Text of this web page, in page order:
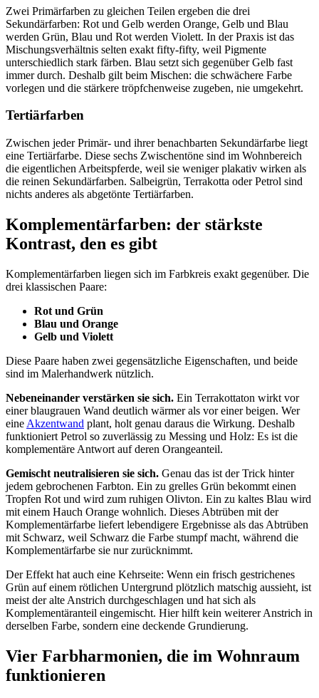
Zwei Primärfarben zu gleichen Teilen ergeben die drei
Sekundärfarben: Rot und Gelb werden Orange, Gelb und Blau
werden Grün, Blau und Rot werden Violett. In der Praxis ist das
Mischungsverhältnis selten exakt fifty-fifty, weil Pigmente
unterschiedlich stark färben. Blau setzt sich gegenüber Gelb fast
immer durch. Deshalb gilt beim Mischen: die schwächere Farbe
vorlegen und die stärkere tröpfchenweise zugeben, nie umgekehrt.
Tertiärfarben
Zwischen jeder Primär- und ihrer benachbarten Sekundärfarbe liegt
eine Tertiärfarbe. Diese sechs Zwischentöne sind im Wohnbereich
die eigentlichen Arbeitspferde, weil sie weniger plakativ wirken als
die reinen Sekundärfarben. Salbeigrün, Terrakotta oder Petrol sind
nichts anderes als abgetönte Tertiärfarben.
Komplementärfarben: der stärkste
Kontrast, den es gibt
Komplementärfarben liegen sich im Farbkreis exakt gegenüber. Die
drei klassischen Paare:
Rot und Grün
Blau und Orange
Gelb und Violett
Diese Paare haben zwei gegensätzliche Eigenschaften, und beide
sind im Malerhandwerk nützlich.
Nebeneinander verstärken sie sich. Ein Terrakottaton wirkt vor
einer blaugrauen Wand deutlich wärmer als vor einer beigen. Wer
eine Akzentwand plant, holt genau daraus die Wirkung. Deshalb
funktioniert Petrol so zuverlässig zu Messing und Holz: Es ist die
komplementäre Antwort auf deren Orangeanteil.
Gemischt neutralisieren sie sich. Genau das ist der Trick hinter
jedem gebrochenen Farbton. Ein zu grelles Grün bekommt einen
Tropfen Rot und wird zum ruhigen Olivton. Ein zu kaltes Blau wird
mit einem Hauch Orange wohnlich. Dieses Abtrüben mit der
Komplementärfarbe liefert lebendigere Ergebnisse als das Abtrüben
mit Schwarz, weil Schwarz die Farbe stumpf macht, während die
Komplementärfarbe sie nur zurücknimmt.
Der Effekt hat auch eine Kehrseite: Wenn ein frisch gestrichenes
Grün auf einem rötlichen Untergrund plötzlich matschig aussieht, ist
meist der alte Anstrich durchgeschlagen und hat sich als
Komplementäranteil eingemischt. Hier hilft kein weiterer Anstrich in
derselben Farbe, sondern eine deckende Grundierung.
Vier Farbharmonien, die im Wohnraum
funktionieren